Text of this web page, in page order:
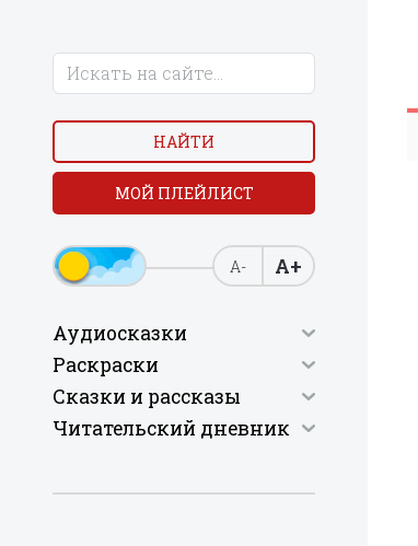
НАЙТИ
МОЙ ПЛЕЙЛИСТ
А- А+
Аудиосказки
Раскраски
Сказки и рассказы
Читательский дневник